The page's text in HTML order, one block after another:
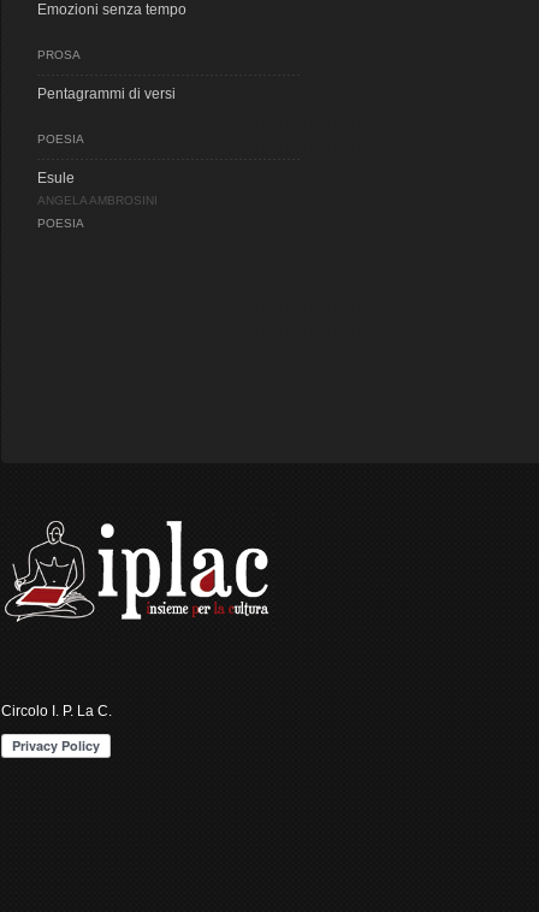
Emozioni senza tempo
PROSA
Pentagrammi di versi
POESIA
Esule
ANGELA AMBROSINI
POESIA
Circolo I. P. La C.